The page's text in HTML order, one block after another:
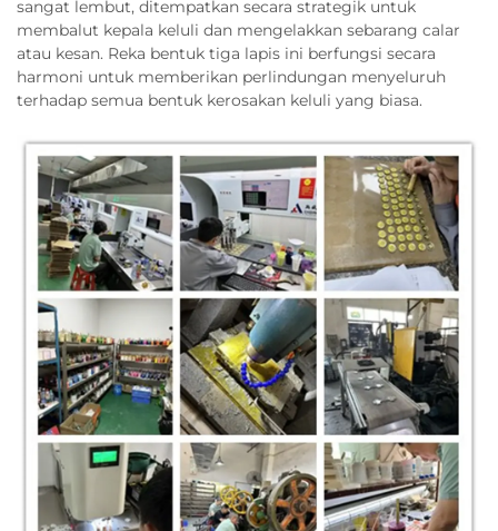
sangat lembut, ditempatkan secara strategik untuk
membalut kepala keluli dan mengelakkan sebarang calar
atau kesan. Reka bentuk tiga lapis ini berfungsi secara
harmoni untuk memberikan perlindungan menyeluruh
terhadap semua bentuk kerosakan keluli yang biasa.